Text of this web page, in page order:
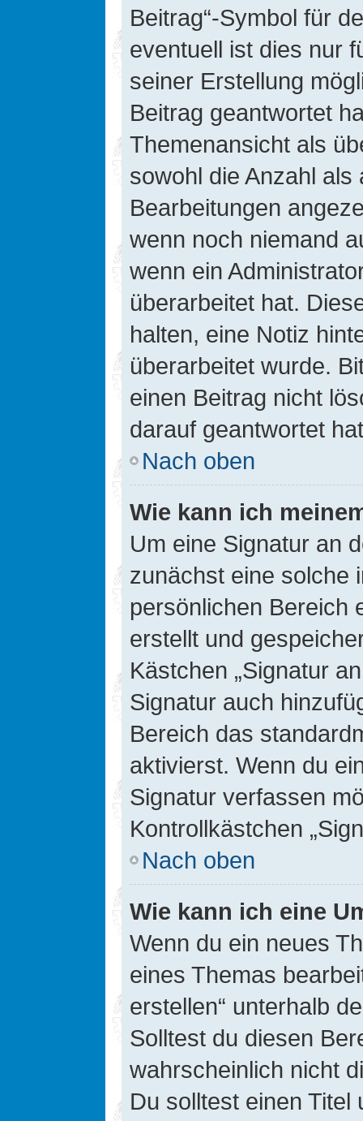
Beitrag“-Symbol für
eventuell ist dies nur
seiner Erstellung
Beitrag geantwortet
Themenansicht als
sowohl die Anzahl
Bearbeitungen
wenn noch niemand
wenn ein
überarbeitet hat.
halten, eine Notiz
überarbeitet wurde.
einen Beitrag nicht
darauf geantwortet
Nach oben
Wie kann ich
Um eine Signatur an
zunächst eine solche
persönlichen Bereich
erstellt und
Kästchen „Signatur
Signatur auch
Bereich das
aktivierst. Wenn du
Signatur verfassen
Kontrollkästchen
Nach oben
Wie kann ich eine
Wenn du ein neues
eines Themas
erstellen“ unterhalb
Solltest du diesen
wahrscheinlich nicht
Du solltest einen